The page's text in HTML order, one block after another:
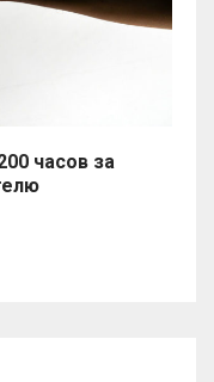
часов за